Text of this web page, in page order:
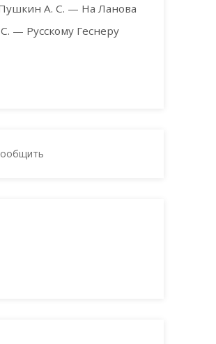
А. С. — На Ланова
— Русскому Геснеру